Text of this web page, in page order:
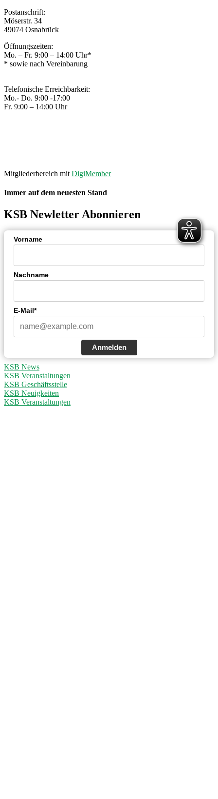
Postanschrift:
Möserstr. 34
49074 Osnabrück
Öffnungszeiten:
Mo. – Fr. 9:00 – 14:00 Uhr*
* sowie nach Vereinbarung
Telefonische Erreichbarkeit:
Mo.- Do. 9:00 -17:00
Fr. 9:00 – 14:00 Uhr
Mitgliederbereich mit DigiMember
Immer auf dem neuesten Stand
KSB Newletter Abonnieren
Vorname
Nachname
E-Mail*
Anmelden
KSB News
KSB Veranstaltungen
KSB Geschäftsstelle
KSB Neuigkeiten
KSB Veranstaltungen